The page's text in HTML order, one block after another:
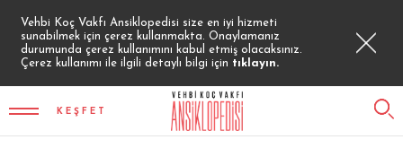
Vehbi Koç Vakfı Ansiklopedisi size en iyi hizmeti
sunabilmek için çerez kullanmakta. Onaylamanız
durumunda çerez kullanımını kabul etmiş olacaksınız.
Çerez kullanımı ile ilgili detaylı bilgi için tıklayın.
KEŞFET